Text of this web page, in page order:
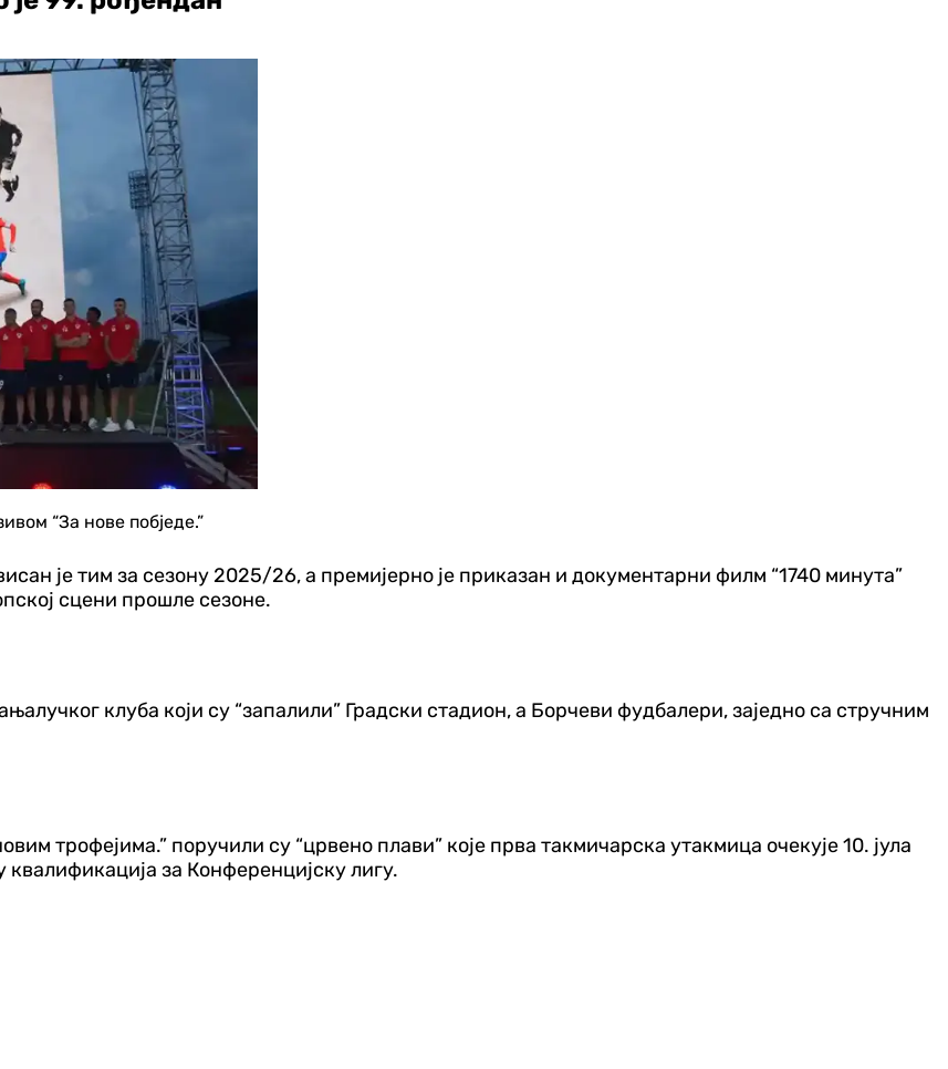
“За нове побједе.”
је тим за сезону 2025/26, а премијерно је приказан и документарни филм “1740 минута”
сцени прошле сезоне.
клуба који су “запалили” Градски стадион, а Борчеви фудбалери, заједно са стручним
трофејима.” поручили су “црвено плави” које прва такмичарска утакмица очекује 10. јула
за Конференцијску лигу.